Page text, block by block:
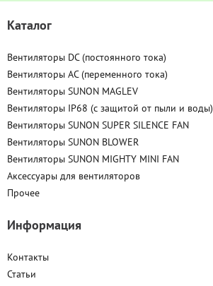
Каталог
Вентиляторы DC (постоянного тока)
Вентиляторы AC (переменного тока)
Вентиляторы SUNON MAGLEV
Вентиляторы IP68 (c защитой от пыли и воды)
Вентиляторы SUNON SUPER SILENCE FAN
Вентиляторы SUNON BLOWER
Вентиляторы SUNON MIGHTY MINI FAN
Аксессуары для вентиляторов
Прочее
Информация
Контакты
Статьи